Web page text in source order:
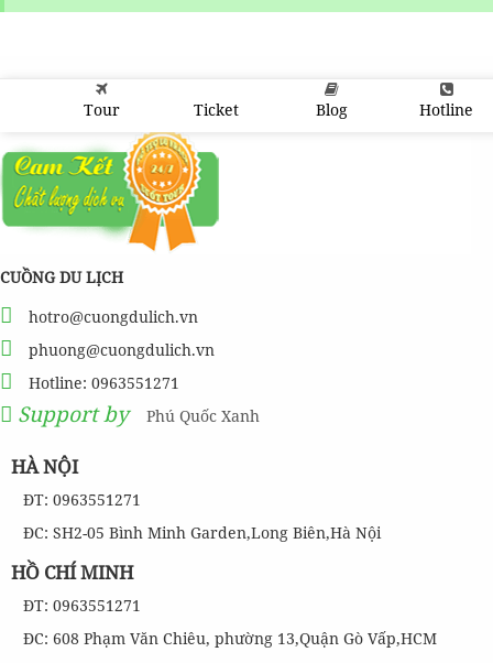
Tour Ticket Blog Hotline
CUỒNG DU LỊCH
hotro@cuongdulich.vn
phuong@cuongdulich.vn
Hotline: 0963551271
Support by Phú Quốc Xanh
HÀ NỘI
ĐT: 0963551271
ĐC: SH2-05 Bình Minh Garden,Long Biên,Hà Nội
HỒ CHÍ MINH
ĐT: 0963551271
ĐC: 608 Phạm Văn Chiêu, phường 13,Quận Gò Vấp,HCM